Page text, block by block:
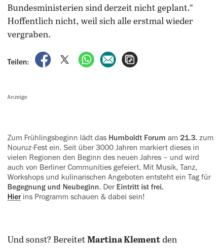
Bundesministerien sind derzeit nicht geplant.“
Hoffentlich nicht, weil sich alle erstmal wieder
vergraben.
Teilen:
auf Facebook teilen
auf X teilenper WhatsApp teilen
per E-Mail teilen
Anzeige
Zum Frühlingsbeginn lädt das ‍Humboldt Forum am 21.3. zum
Nouruz-Fest ein. Seit über 3000 ‍Jahren ‍markiert dieses in
vielen Regionen den Beginn des neuen Jahres – und wird
auch von Berliner Communities gefeiert. Mit Musik, Tanz,
Workshops und kulinarischen Angeboten entsteht ein Tag für
Begegnung und ‍Neubeginn. Der Eintritt ist frei.
Hier ins Programm schauen & dabei sein!
Und sonst? Bereitet Martina Klement den